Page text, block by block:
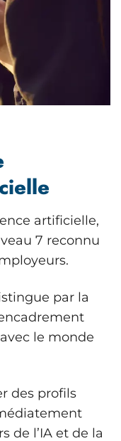
artificielle,
7 reconnu
par la
le monde
des profils
de l’IA et de la